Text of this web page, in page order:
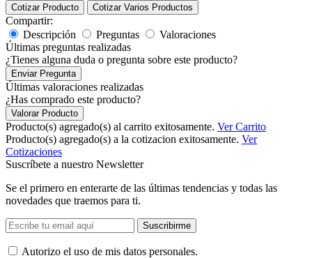
Cotizar Producto Cotizar Varios Productos
Compartir:
Descripción
Preguntas
Valoraciones
Últimas preguntas realizadas
¿Tienes alguna duda o pregunta sobre este producto?
Enviar Pregunta
Últimas valoraciones realizadas
¿Has comprado este producto?
Valorar Producto
Producto(s) agregado(s) al carrito exitosamente. Ver Carrito
Producto(s) agregado(s) a la cotizacion exitosamente. Ver
Cotizaciones
Suscríbete a nuestro Newsletter
Se el primero en enterarte de las últimas tendencias y todas las
novedades que traemos para ti.
Suscribirme
Autorizo ​​el uso de mis datos personales.